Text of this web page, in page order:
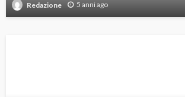
Redazione 5 anni ago